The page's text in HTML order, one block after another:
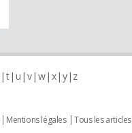
t u v w x y z
Mentions légales Tous les articles